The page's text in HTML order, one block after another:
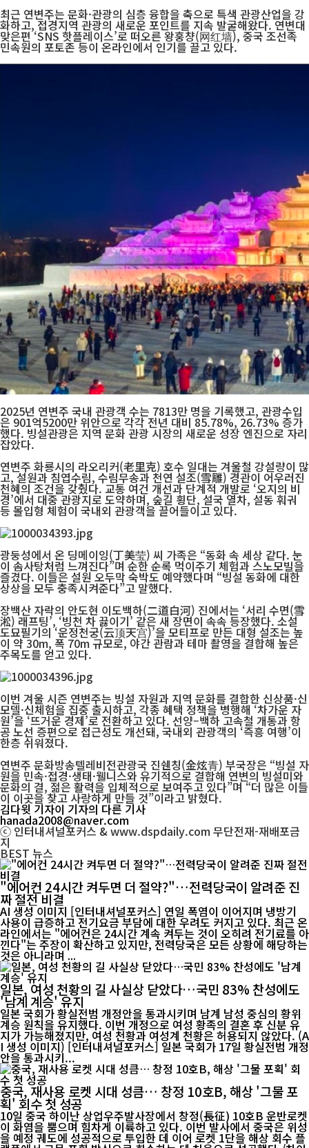
최근 연변주는 문화·관광의 심층 융합을 축으로 특색 관광산업을 강
화하고, 접경지역 관광의 새로운 포인트를 지속 발굴해왔다. 연변대
맞은편 ‘SNS 핫플레이스’로 떠오른 왕훙챵(网红墙), 중국 조선족
민속원의 포토존 등이 온라인에서 인기를 끌고 있다.
2025년 연변주 국내 관광객 수는 7813만 명을 기록했고, 관광수입
은 901억5200만 위안으로 각각 전년 대비 85.78%, 26.73% 증가
했다. 빙설관광은 지역 문화 관광 시장의 새로운 성장 엔진으로 자리
잡았다.
연변주 화룡시의 라오리커(老里克) 호수 일대는 겨울철 강설량이 많
고, 설원과 침엽수림, 수림무송과 천연 설조(雪雕) 경관이 어우러진
천혜의 조건을 갖췄다. 교통 여건 개선과 단계적 개발로 ‘오지의 비
경’에서 대중 관광지로 도약하며, 숲길 횡단, 설국 열차, 설동 훠궈
등 몰입형 체험이 국내외 관광객을 끌어들이고 있다.
광둥성에서 온 딩메이잉(丁美莹) 씨 가족은 “동화 속 세상 같다. 눈
이 솜사탕처럼 느껴진다”며 순한 순록 먹이주기 체험과 스노모빌을
즐겼다. 이들은 설원 오두막 숙박도 예약했다며 “빙설 동화에 대한
상상을 모두 충족시켜준다”고 말했다.
장백산 자락의 안도현 이도백하(二道白河) 진에서는 ‘서리 수면(雪
淞) 래프팅’, ‘빙천 차 끓이기’ 같은 새 장면이 속속 등장했다. 소설
도묘필기의 ‘운정천궁(云顶天宫)’을 모티프로 만든 대형 설조는 높
이 약 30m, 폭 70m 규모로, 야간 관람과 테마 촬영을 결합해 높은
주목도를 얻고 있다.
이번 겨울 시즌 연변주는 빙설 자원과 지역 문화를 결합한 신상품·신
모델·신체험을 집중 출시하고, 각종 혜택 정책을 병행해 ‘차가운 자
원’을 ‘뜨거운 경제’로 전환하고 있다. 선양–백하 고속철 개통과 항
공 노선 증편으로 접근성도 개선돼, 국내외 관광객의 ‘즉흥 여행’이
한층 쉬워졌다.
연변주 문화방송텔레비전관광국 진쉔칭(金炫青) 부국장은 “빙설 자
원을 민속·접경·생태·웰니스와 유기적으로 결합해 연변의 빙설미와
문화의 결, 젊은 활력을 입체적으로 보여주고 있다”며 “더 많은 이들
이 이곳을 찾고 사랑하게 만들 것”이라고 밝혔다.
김다윗 기자이 기자의 다른 기사
hanada2008@naver.com
ⓒ 인터내셔널포커스 & www.dspdaily.com 무단전재-재배포금
지
BEST 뉴스
"에어컨 24시간 켜두면 더 절약?"…전력당국이 알려준 진
짜 절전 비결
AI 생성 이미지 [인터내셔널포커스] 연일 폭염이 이어지며 냉방기
사용이 급증하고 전기요금 부담에 대한 우려도 커지고 있다. 최근 온
라인에서는 "에어컨은 24시간 계속 켜두는 것이 오히려 전기료를 아
낀다"는 주장이 확산하고 있지만, 전력당국은 모든 상황에 해당하는
것은 아니라며 ...
일본, 여성 천황의 길 사실상 닫았다…국민 83% 찬성에도
'남계 계승' 유지
일본 국회가 황실전범 개정안을 통과시키며 남계 남성 중심의 황위
계승 원칙을 유지했다. 이번 개정으로 여성 황족의 결혼 후 신분 유
지가 가능해졌지만, 여성 천황과 여성계 천황은 허용되지 않았다. (A
I 생성 이미지) [인터내셔널포커스] 일본 국회가 17일 황실전범 개정
안을 통과시키...
중국, 재사용 로켓 시대 성큼… 창정 10호B, 해상 '그물 포
획' 회수 첫 성공
10일 중국 하이난 상업우주발사장에서 창정(長征) 10호B 운반로켓
이 화염을 뿜으며 힘차게 이륙하고 있다. 이번 발사에서 중국은 위성
을 예정 궤도에 성공적으로 투입한 데 이어 로켓 1단을 해상 회수 플